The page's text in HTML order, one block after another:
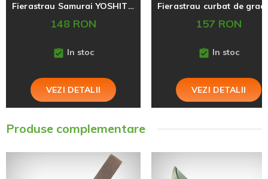
Fierastrau Samurai YOSHITSUNE, 300 mm
148 RON
In stoc
VEZI DETALII
157 RON
In stoc
VEZI DETALII
Produse complementare